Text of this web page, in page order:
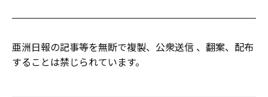
亜洲日報の記事等を無断で複製、公衆送信 、翻案、配布
することは禁じられています。